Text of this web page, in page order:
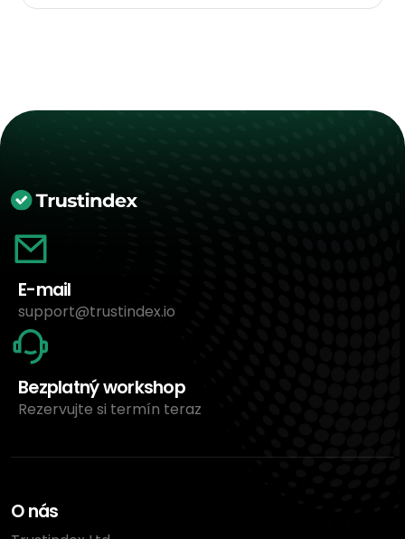
E-mail
support@trustindex.io
Bezplatný workshop
Rezervujte si termín teraz
O nás